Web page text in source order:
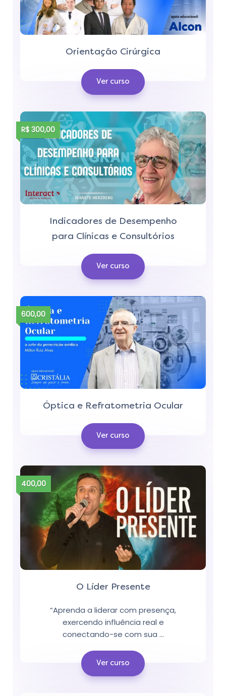
Orientação Cirúrgica
Ver curso
R$ 300,00
Indicadores de Desempenho
para Clínicas e Consultórios
Ver curso
600,00
Óptica e Refratometria Ocular
Ver curso
400,00
O Líder Presente
“Aprenda a liderar com presença,
exercendo influência real e
conectando-se com sua …
Ver curso